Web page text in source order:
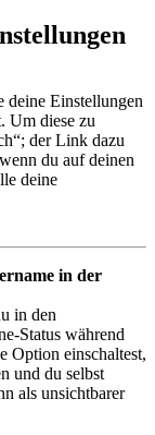
deine Einstellungen
Um diese zu
der Link dazu
du auf deinen
deine
in der
in den
Status während
Option einschaltest,
und du selbst
als unsichtbarer